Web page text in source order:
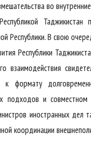
во
Таджикистан
Республики. В свою
Республики
подходов и
иностранных дел
координации